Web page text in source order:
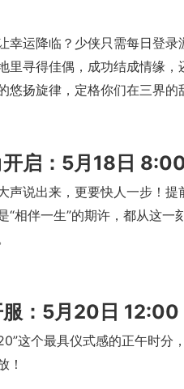
幸运降临？少侠只需每日登
里寻得佳偶，成功结成情缘
悠扬旋律，定格你们在三界的
开启：5月18日
声说出来，更要快人一步！
“相伴一生”的期许，都从这
服：5月20日 12:00
这个最具仪式感的正午时分
！